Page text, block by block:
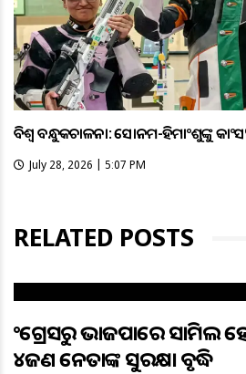
ବିଶ୍ବ ବନ୍ଧୁକଚାଳନା: ସୋନମ-ହିମାଂଶୁଙ୍କୁ
July 28, 2026 | 5:07 PM
RELATED POSTS
କଂଗ୍ରେସରୁ ଭାଜପାରେ ସାମିଲ
୪ଜଣ ନେତାଙ୍କ ସୁରକ୍ଷା ବୃଦ୍ଧି